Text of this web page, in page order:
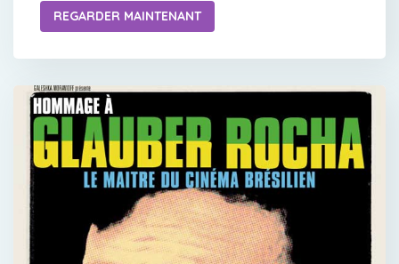
REGARDER MAINTENANT